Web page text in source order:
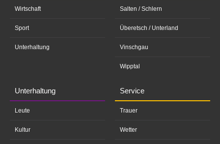
Wirtschaft
Sport
Unterhaltung
Salten / Schlern
Überetsch / Unterland
Vinschgau
Wipptal
Unterhaltung
Leute
Kultur
Service
Trauer
Wetter